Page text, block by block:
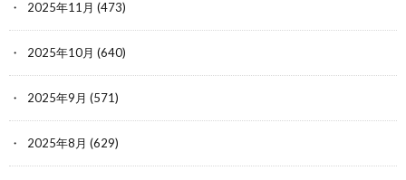
2025年11月 (473)
2025年10月 (640)
2025年9月 (571)
2025年8月 (629)